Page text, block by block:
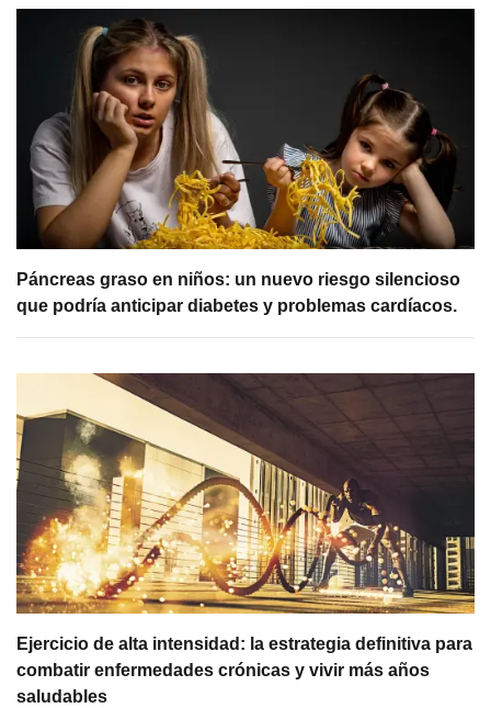
Páncreas graso en niños: un nuevo riesgo silencioso
que podría anticipar diabetes y problemas cardíacos.
Ejercicio de alta intensidad: la estrategia definitiva para
combatir enfermedades crónicas y vivir más años
saludables